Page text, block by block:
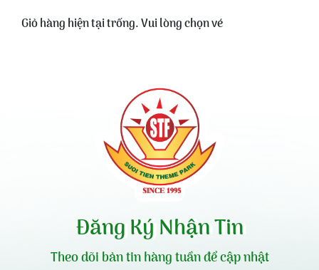
Giỏ hàng hiện tại trống. Vui lòng chọn vé
Đăng Ký Nhận Tin
Theo dõi bản tin hàng tuần để cập nhật